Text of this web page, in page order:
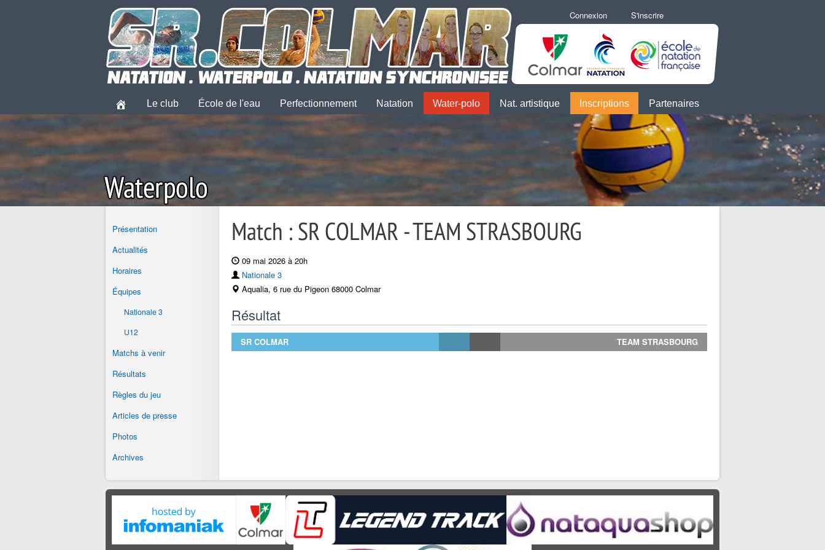
Connexion S'inscrire
Le club École de l'eau Perfectionnement Natation Water-polo Nat. artistique Inscriptions Partenaires
Présentation
Actualités
Horaires
Équipes
Nationale 3
U12
Matchs à venir
Résultats
Règles du jeu
Articles de presse
Photos
Archives
Match : SR COLMAR - TEAM STRASBOURG
09 mai 2026 à 20h
Nationale 3
Aqualia, 6 rue du Pigeon 68000 Colmar
Résultat
SR COLMAR TEAM STRASBOURG